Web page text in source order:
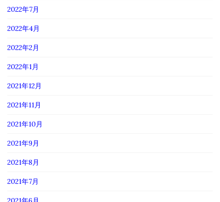
2022年7月
2022年4月
2022年2月
2022年1月
2021年12月
2021年11月
2021年10月
2021年9月
2021年8月
2021年7月